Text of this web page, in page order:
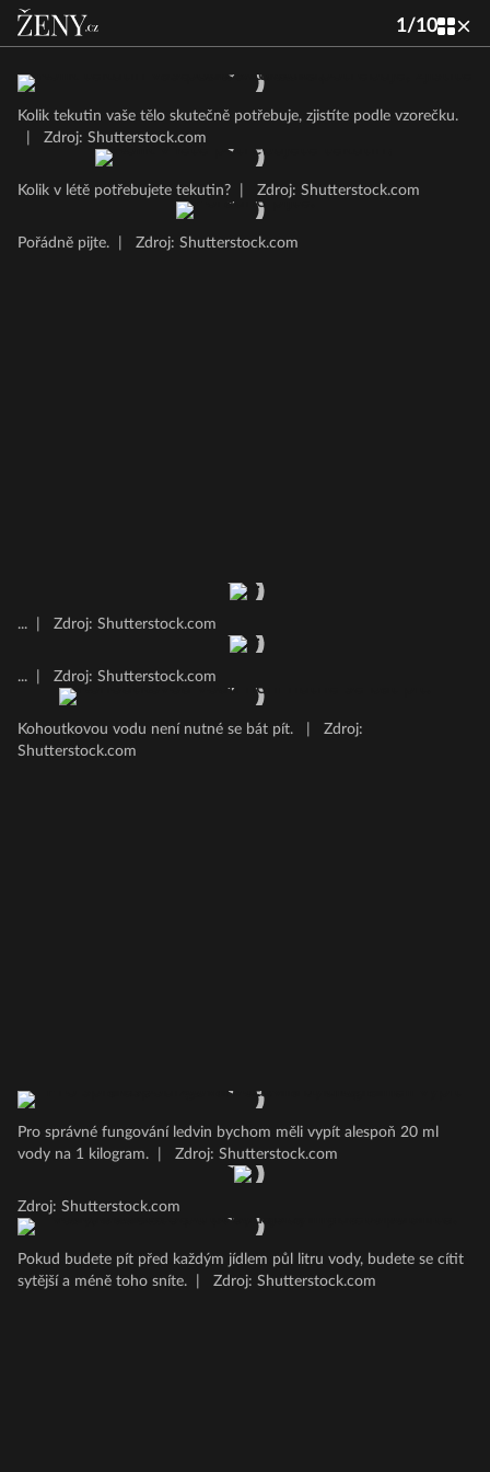
1/10
Kolik tekutin vaše tělo skutečně potřebuje, zjistíte podle vzorečku.
Zdroj: Shutterstock.com
Kolik v létě potřebujete tekutin? Zdroj: Shutterstock.com
Pořádně pijte. Zdroj: Shutterstock.com
... Zdroj: Shutterstock.com
... Zdroj: Shutterstock.com
Kohoutkovou vodu není nutné se bát pít.
Zdroj:
Shutterstock.com
Pro správné fungování ledvin bychom měli vypít alespoň 20 ml
vody na 1 kilogram.
Zdroj: Shutterstock.com
Zdroj: Shutterstock.com
Pokud budete pít před každým jídlem půl litru vody, budete se cítit
sytější a méně toho sníte.
Zdroj: Shutterstock.com